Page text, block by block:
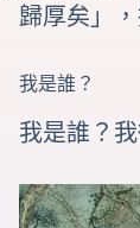
歸厚矣」
我是誰？
我是誰？